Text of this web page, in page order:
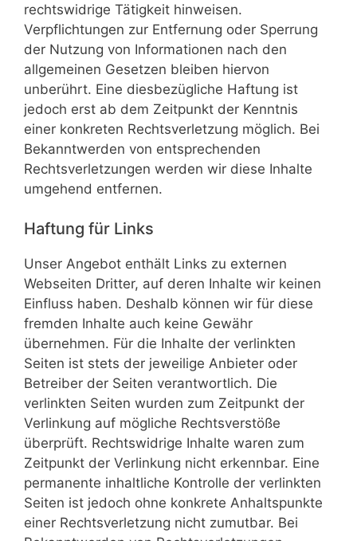
rechtswidrige Tätigkeit hinweisen.
Verpflichtungen zur Entfernung oder Sperrung
der Nutzung von Informationen nach den
allgemeinen Gesetzen bleiben hiervon
unberührt. Eine diesbezügliche Haftung ist
jedoch erst ab dem Zeitpunkt der Kenntnis
einer konkreten Rechtsverletzung möglich. Bei
Bekanntwerden von entsprechenden
Rechtsverletzungen werden wir diese Inhalte
umgehend entfernen.
Haftung für Links
Unser Angebot enthält Links zu externen
Webseiten Dritter, auf deren Inhalte wir keinen
Einfluss haben. Deshalb können wir für diese
fremden Inhalte auch keine Gewähr
übernehmen. Für die Inhalte der verlinkten
Seiten ist stets der jeweilige Anbieter oder
Betreiber der Seiten verantwortlich. Die
verlinkten Seiten wurden zum Zeitpunkt der
Verlinkung auf mögliche Rechtsverstöße
überprüft. Rechtswidrige Inhalte waren zum
Zeitpunkt der Verlinkung nicht erkennbar. Eine
permanente inhaltliche Kontrolle der verlinkten
Seiten ist jedoch ohne konkrete Anhaltspunkte
einer Rechtsverletzung nicht zumutbar. Bei